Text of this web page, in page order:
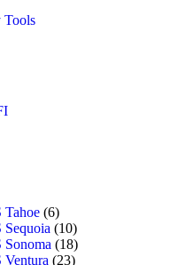
Tahoe (6)
Sequoia (10)
Sonoma (18)
Ventura (23)